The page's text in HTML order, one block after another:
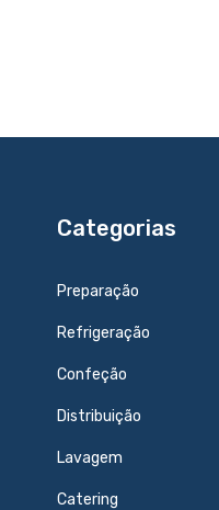
Categorias
Preparação
Refrigeração
Confeção
Distribuição
Lavagem
Catering